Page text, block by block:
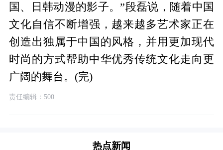
国、日韩动漫的影子。”段磊说，随着中国
文化自信不断增强，越来越多艺术家正在
创造出独属于中国的风格，并用更加现代
时尚的方式帮助中华优秀传统文化走向更
广阔的舞台。(完)
责任编辑：500
热点新闻